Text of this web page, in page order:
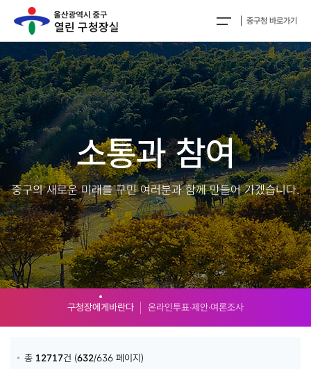
중구청 바로가기
소통과 참여
중구의 새로운 미래를 구민 여러분과 함께 만들어 가겠습니다.
구청장에게바란다 온라인투표‧제안‧여론조사
총 12717건 (632/636 페이지)